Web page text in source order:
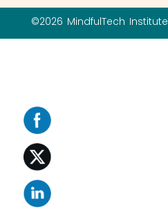
©2026 MindfulTech